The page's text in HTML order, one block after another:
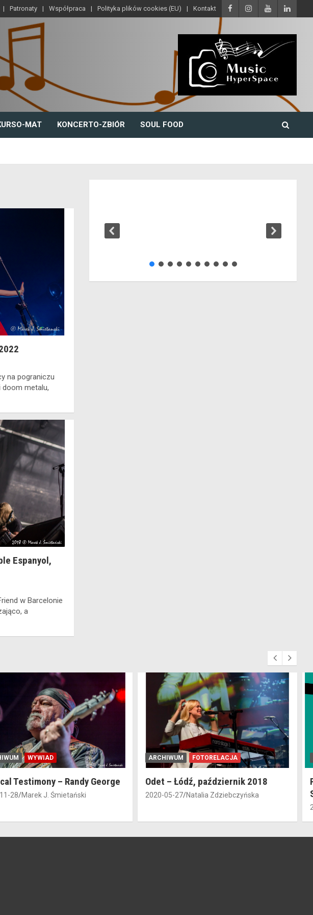
Patronaty Współpraca Polityka plików cookies (EU) Kontakt
MAT KONCERTO-ZBIÓR SOUL FOOD
na pograniczu
doom metalu,
Espanyol,
w Barcelonie
a
WYWIAD
Testimony – Randy George
28 Marek J. Śmietański
ARCHIWUM FOTORELACJA
Odet – Łódź, październik 2018
2020-05-27 Natalia Zdziebczyńska